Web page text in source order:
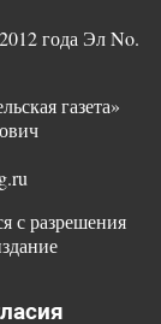
года Эл No.
газета»
с разрешения